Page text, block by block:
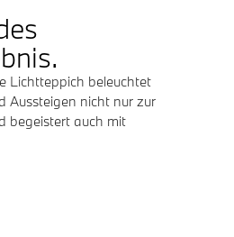
Lichtteppich beleuchtet
Aussteigen nicht nur zur
begeistert auch mit